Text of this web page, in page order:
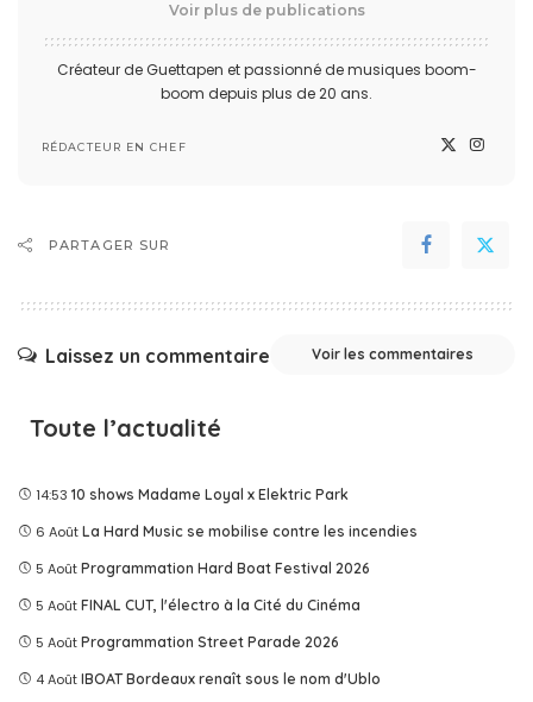
Voir plus de publications
Créateur de Guettapen et passionné de musiques boom-
boom depuis plus de 20 ans.
RÉDACTEUR EN CHEF
PARTAGER SUR
Laissez un commentaire Voir les commentaires
Toute l’actualité
14:53 10 shows Madame Loyal x Elektric Park
6 Août La Hard Music se mobilise contre les incendies
5 Août Programmation Hard Boat Festival 2026
5 Août FINAL CUT, l'électro à la Cité du Cinéma
5 Août Programmation Street Parade 2026
4 Août IBOAT Bordeaux renaît sous le nom d'Ublo